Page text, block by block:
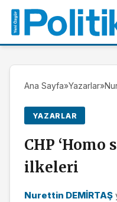
Ana Sayfa»Yazarlar»
YAZARLAR
CHP ‘Homo
ilkeleri
Nurettin DEMİRTAŞ